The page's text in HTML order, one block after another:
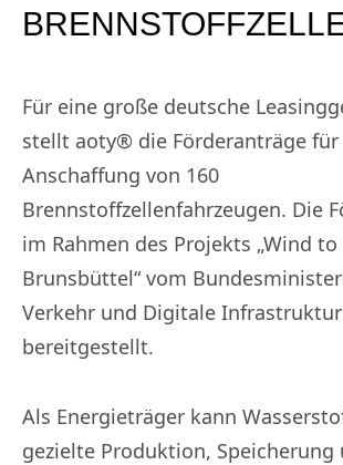
Für eine große deutsche
stellt aoty® die Förderanträge für
Anschaffung von 160
Brennstoffzellenfahrzeugen. Die
im Rahmen des Projekts „Wind to
Brunsbüttel“ vom
Verkehr und Digitale Infrastruktur
bereitgestellt.
Als Energieträger kann
gezielte Produktion, Speicherung